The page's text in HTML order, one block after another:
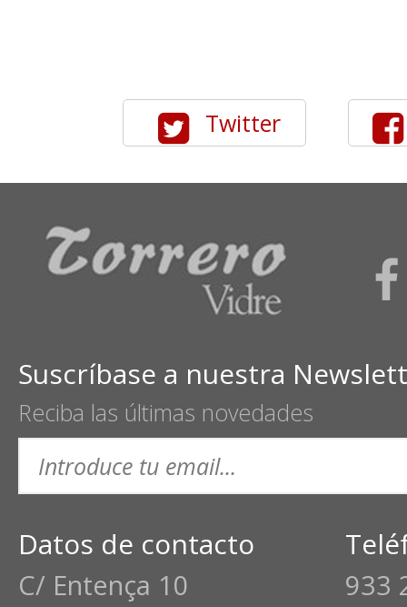
Twitter
Suscríbase a nuestra
Reciba las últimas novedades
Datos de contacto
C/ Entença 10
933